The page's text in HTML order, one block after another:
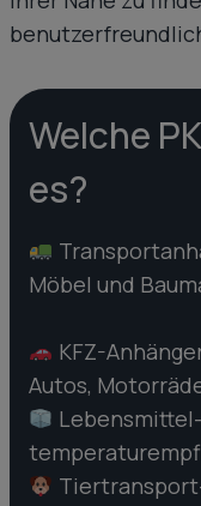
Welche
es?
Möbel und
KFZ-
Autos,